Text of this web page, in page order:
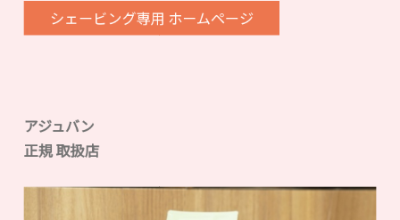
シェービング専用 ホームページ
アジュバン
正規 取扱店